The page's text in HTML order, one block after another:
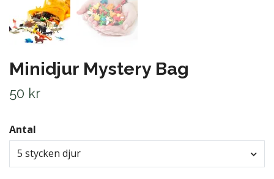
Minidjur Mystery Bag
50 kr
Antal
5 stycken djur